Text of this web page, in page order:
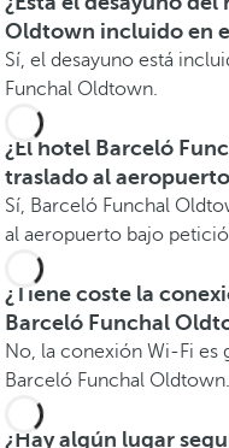
Oldtown incluido en
Sí, el desayuno está
Funchal Oldtown.
¿El hotel Barceló
traslado al
Sí, Barceló Funchal
al aeropuerto bajo
¿Tiene coste la
Barceló Funchal
No, la conexión Wi-Fi es
Barceló Funchal Oldtown.
¿Hay algún lugar